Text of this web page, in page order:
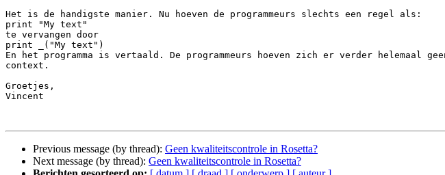
Het is de handigste manier. Nu hoeven de programmeurs slechts een regel als:
print "My text"
te vervangen door
print _("My text")
En het programma is vertaald. De programmeurs hoeven zich er verder helemaal
context.
Groetjes,
Vincent
Previous message (by thread): Geen kwaliteitscontrole in Rosetta?
Next message (by thread): Geen kwaliteitscontrole in Rosetta?